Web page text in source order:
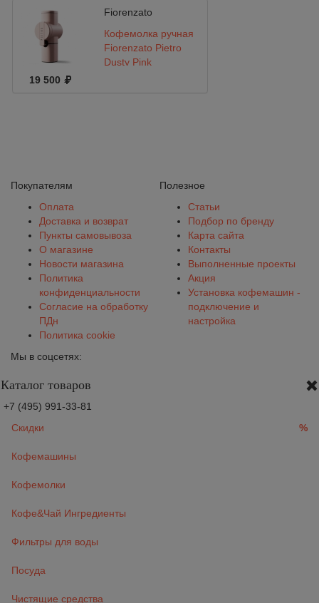
Fiorenzato
Кофемолка ручная
Fiorenzato Pietro
Dusty Pink
19 500
Покупателям
Оплата
Доставка и возврат
Пункты самовывоза
О магазине
Новости магазина
Политика
конфиденциальности
Согласие на обработку
ПДн
Политика cookie
Полезное
Статьи
Подбор по бренду
Карта сайта
Контакты
Выполненные проекты
Акция
Установка кофемашин -
подключение и
настройка
Мы в соцсетях:
Каталог товаров
+7 (495) 991-33-81
Скидки
%
Кофемашины
Кофемолки
Кофе&Чай Ингредиенты
Фильтры для воды
Посуда
Чистящие средства